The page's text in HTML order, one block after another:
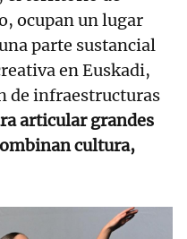
ocupan un lugar
parte sustancial
en Euskadi,
de infraestructuras
articular grandes
cultura,